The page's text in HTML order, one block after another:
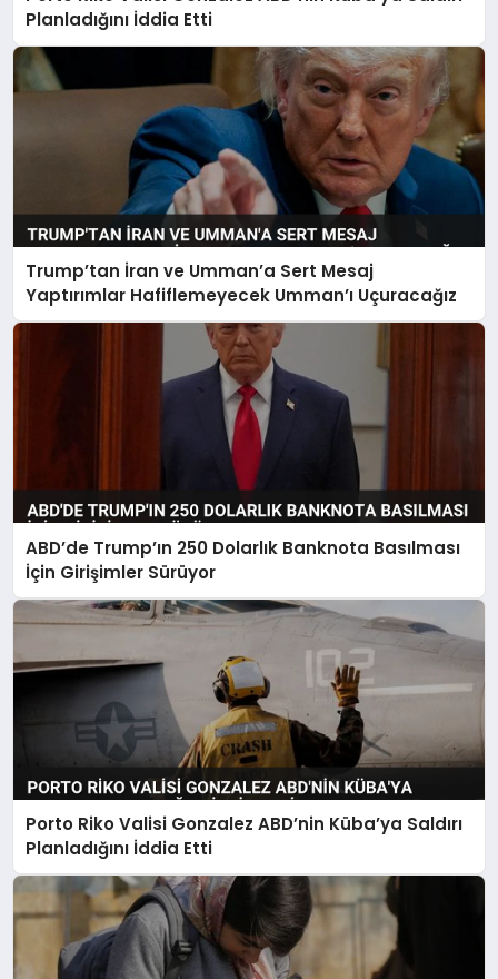
Planladığını İddia Etti
Trump’tan İran ve Umman’a Sert Mesaj
Yaptırımlar Hafiflemeyecek Umman’ı Uçuracağız
ABD’de Trump’ın 250 Dolarlık Banknota Basılması
İçin Girişimler Sürüyor
Porto Riko Valisi Gonzalez ABD’nin Küba’ya Saldırı
Planladığını İddia Etti